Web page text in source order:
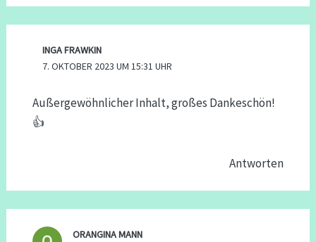
INGA FRAWKIN
7. OKTOBER 2023 UM 15:31 UHR
Außergewöhnlicher Inhalt, großes Dankeschön!
👍
Antworten
ORANGINA MANN